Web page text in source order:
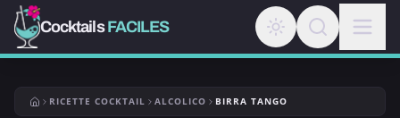
CocktailsFACILES
RICETTE COCKTAIL ALCOLICO BIRRA TANGO